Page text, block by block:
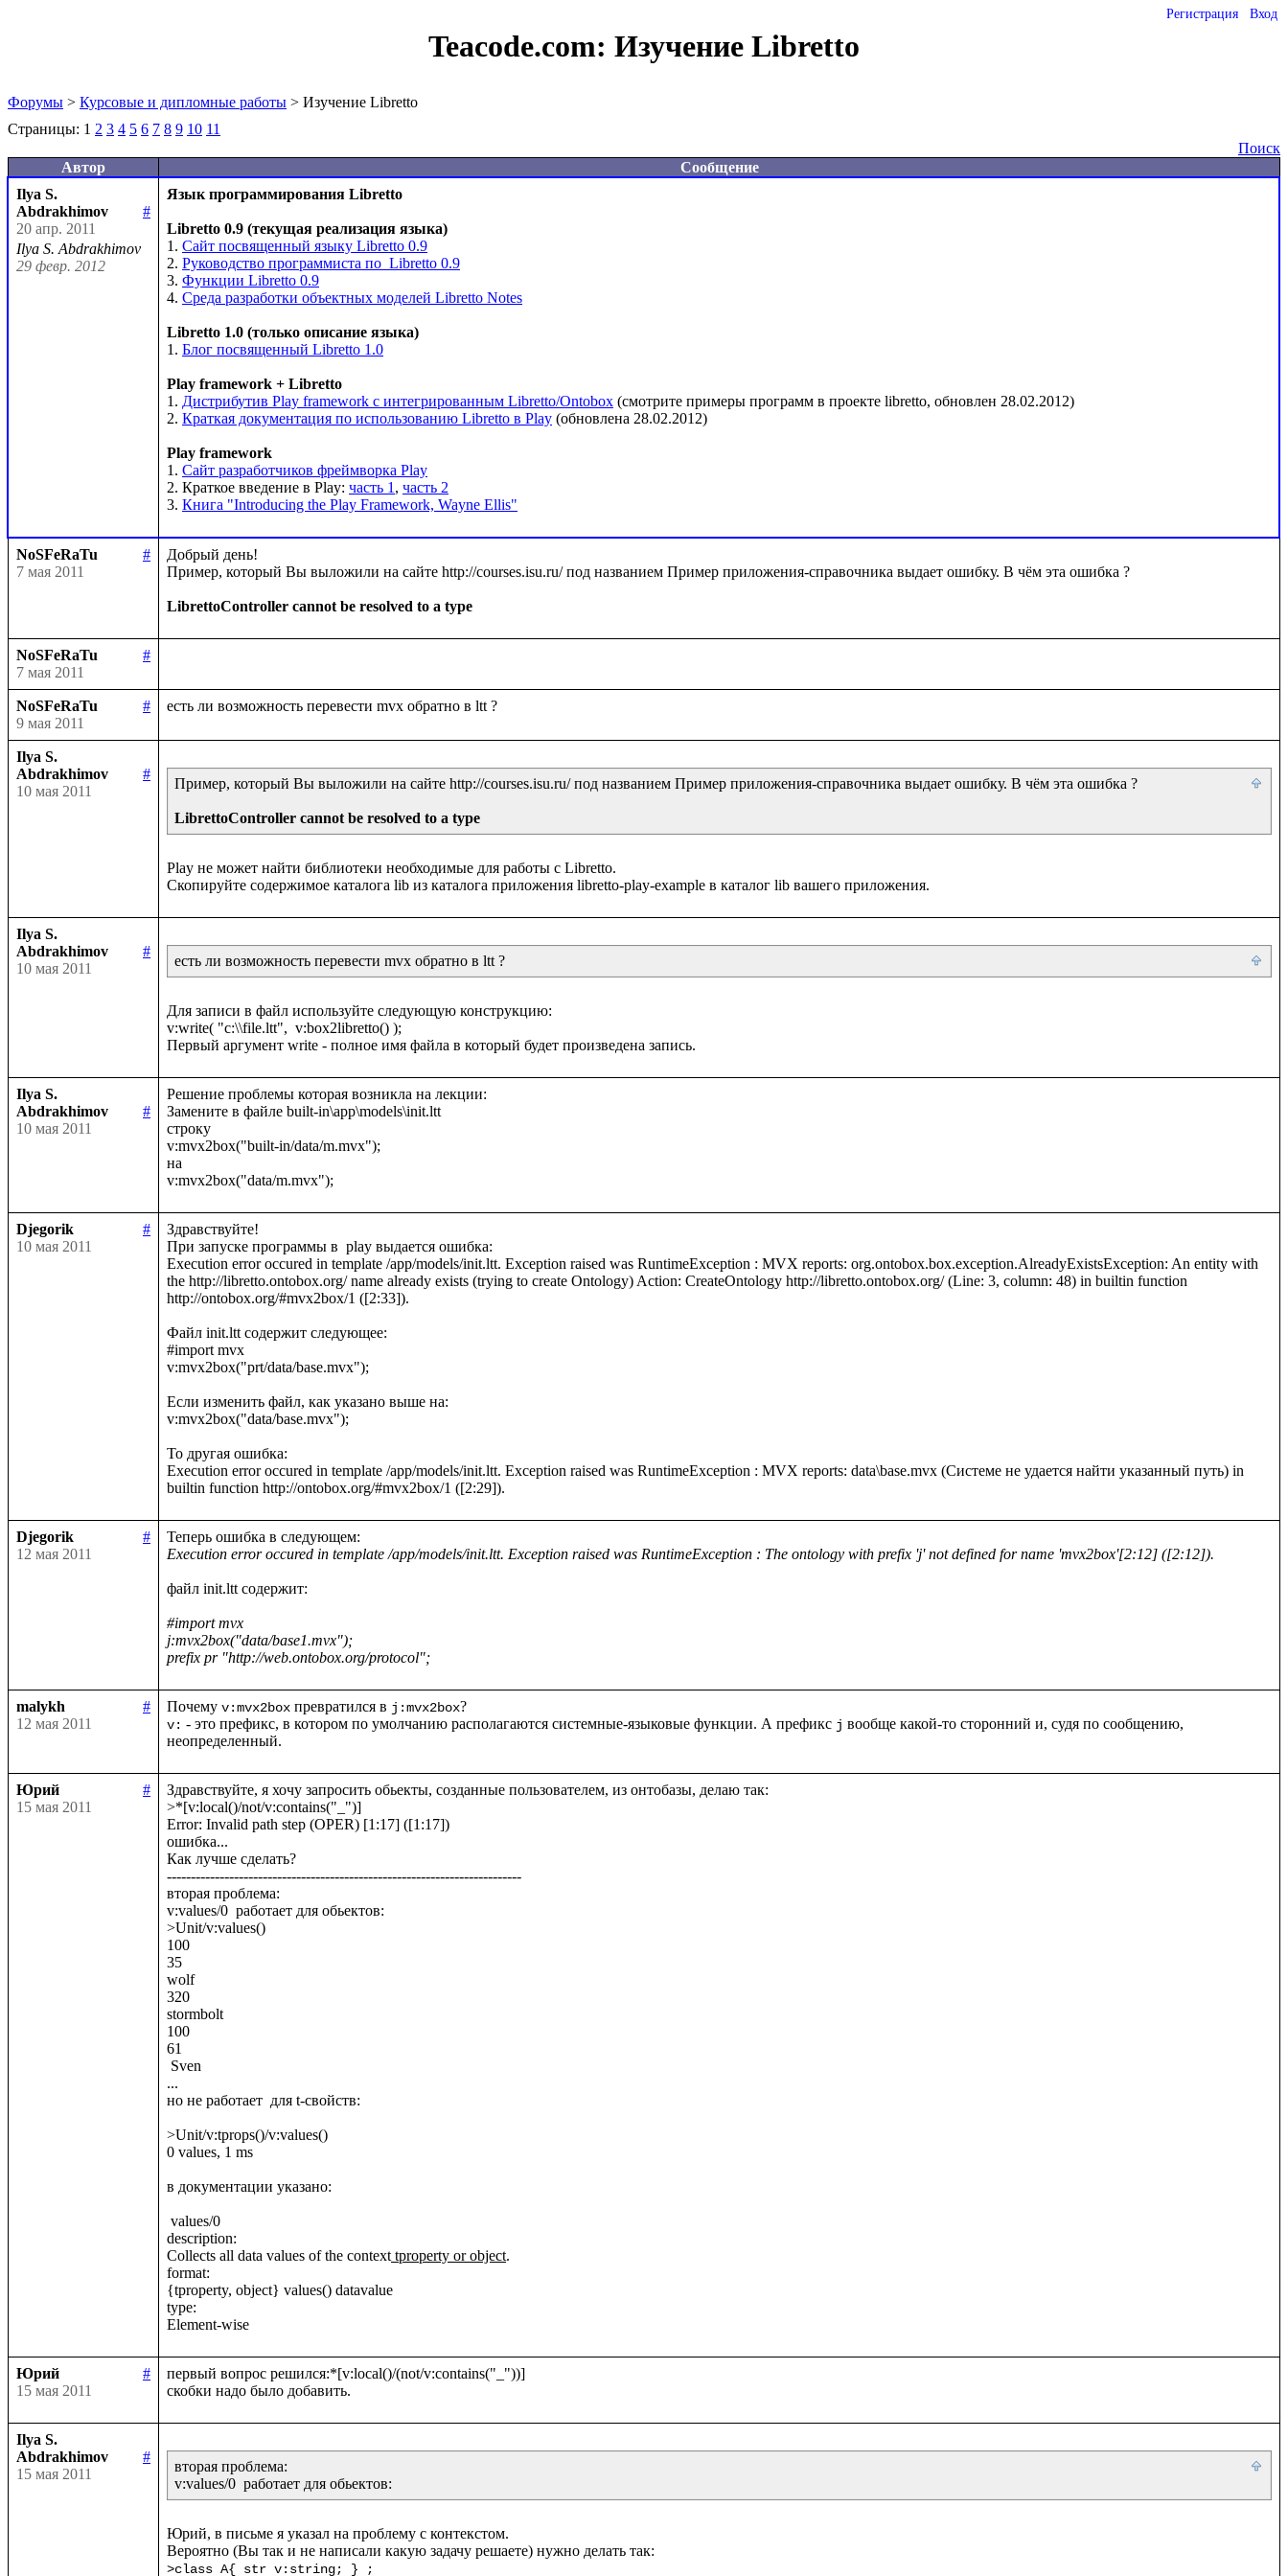
Регистрация Вход
Teacode.com: Изучение Libretto
Форумы > Курсовые и дипломные работы > Изучение Libretto
Страницы: 1 2 3 4 5 6 7 8 9 10 11
Поиск
Автор
Сообщение
Ilya S.
Abdrakhimov
#
20 апр. 2011
Ilya S. Abdrakhimov
29 февр. 2012
Язык программирования Libretto
Libretto 0.9 (текущая реализация языка)
1. Сайт посвященный языку Libretto 0.9
2. Руководство программиста по  Libretto 0.9
3. Функции Libretto 0.9
4. Среда разработки объектных моделей Libretto Notes
Libretto 1.0 (только описание языка)
1. Блог посвященный Libretto 1.0
Play framework + Libretto
1. Дистрибутив Play framework c интегрированным Libretto/Ontobox (смотрите примеры программ в проекте libretto, обновлен 28.02.2012)
2. Краткая документация по использованию Libretto в Play (обновлена 28.02.2012)
Play framework
1. Сайт разработчиков фреймворка Play
2. Краткое введение в Play: часть 1 , часть 2
3. Книга "Introducing the Play Framework, Wayne Ellis"
NoSFeRaTu
#
7 мая 2011
Добрый день!
Пример, который Вы выложили на сайте http://courses.isu.ru/ под названием Пример приложения-справочника выдает ошибку. В чём эта ошибка ?
LibrettoController cannot be resolved to a type
NoSFeRaTu
#
7 мая 2011
NoSFeRaTu
#
9 мая 2011
Ilya S.
Abdrakhimov
#
10 мая 2011
Пример, который Вы выложили на сайте http://courses.isu.ru/ под названием Пример приложения-справочника выдает ошибку. В чём эта ошибка ?
LibrettoController cannot be resolved to a type
Play не может найти библиотеки необходимые для работы с Libretto.
Ilya S.
Abdrakhimov
#
10 мая 2011
есть ли возможность перевести mvx обратно в ltt ?
Для записи в файл используйте следующую конструкцию:
v:write( "c:\\file.ltt",  v:box2libretto() );
Ilya S.
Abdrakhimov
#
10 мая 2011
Решение проблемы которая возникла на лекции:
Замените в файле built-in\app\models\init.ltt
строку
v:mvx2box("built-in/data/m.mvx");
на
Djegorik
#
10 мая 2011
Здравствуйте!
При запуске программы в  play выдается ошибка:
Execution error occured in template /app/models/init.ltt. Exception raised was RuntimeException : MVX reports: org.ontobox.box.exception.AlreadyExistsException: An entity with
the http://libretto.ontobox.org/ name already exists (trying to create Ontology) Action: CreateOntology http://libretto.ontobox.org/ (Line: 3, column: 48) in builtin function
http://ontobox.org/#mvx2box/1 ([2:33]).
Файл init.ltt содержит следующее:
#import mvx
v:mvx2box("prt/data/base.mvx");
Если изменить файл, как указано выше на:
v:mvx2box("data/base.mvx");
То другая ошибка:
Execution error occured in template /app/models/init.ltt. Exception raised was RuntimeException : MVX reports: data\base.mvx (Системе не удается найти указанный путь) in
Djegorik
#
12 мая 2011
Execution error occured in template /app/models/init.ltt. Exception raised was RuntimeException : The ontology with prefix 'j' not defined for name 'mvx2box'[2:12] ([2:12]).
файл init.ltt содержит:
#import mvx
j:mvx2box("data/base1.mvx");
prefix pr "http://web.ontobox.org/protocol";
malykh
#
12 мая 2011
Почему v:mvx2box превратился в j:mvx2box
v: - это префикс, в котором по умолчанию располагаются системные-языковые функции. А префикс j вообще какой-то сторонний и, судя по сообщению,
неопределенный.
Юрий
#
15 мая 2011
Здравствуйте, я хочу запросить обьекты, созданные пользователем, из онтобазы, делаю так:
>*[v:local()/not/v:contains("_")]
Error: Invalid path step (OPER) [1:17] ([1:17])
ошибка...
Как лучше сделать?
--------------------------------------------------------------------------
вторая проблема:
v:values/0  работает для обьектов:
>Unit/v:values()
100
35
wolf
320
stormbolt
100
61
...
но не работает  для t-свойств:
>Unit/v:tprops()/v:values()
0 values, 1 ms
в документации указано:
description:
Collects all data values of the context tproperty or object.
format:
{tproperty, object} values() datavalue
type:
Юрий
#
15 мая 2011
первый вопрос решился:*[v:local()/(not/v:contains("_"))]
Ilya S.
Abdrakhimov
#
15 мая 2011
вторая проблема:
Юрий, в письме я указал на проблему с контекстом.
>class A{ str v:string; } ;